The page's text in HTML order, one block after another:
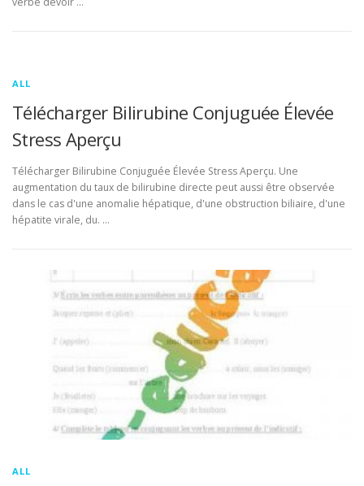
ALL
Télécharger Bilirubine Conjuguée Élevée
Stress Aperçu
Télécharger Bilirubine Conjuguée Élevée Stress Aperçu. Une
augmentation du taux de bilirubine directe peut aussi être observée
dans le cas d'une anomalie hépatique, d'une obstruction biliaire, d'une
hépatite virale, du. …
ALL